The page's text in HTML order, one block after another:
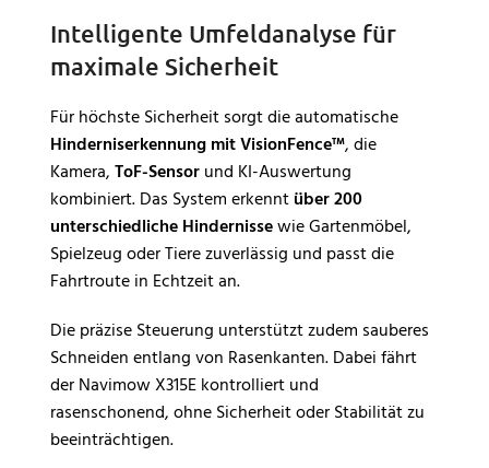
Intelligente Umfeldanalyse für
maximale Sicherheit
Für höchste Sicherheit sorgt die automatische
Hinderniserkennung mit VisionFence™, die
Kamera,ToF-Sensorund KI-Auswertung
kombiniert. Das System erkenntüber 200
unterschiedliche Hindernissewie Gartenmöbel,
Spielzeug oder Tiere zuverlässig und passt die
Fahrtroute in Echtzeit an.
Die präzise Steuerung unterstützt zudem sauberes
Schneiden entlang von Rasenkanten. Dabei fährt
der Navimow X315E kontrolliert und
rasenschonend, ohne Sicherheit oder Stabilität zu
beeinträchtigen.